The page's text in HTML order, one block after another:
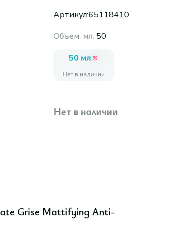
Артикул:65118410
Объем, мл: 50
50 мл
Нет в наличии
Нет в наличии
Grise Mattifying Anti-